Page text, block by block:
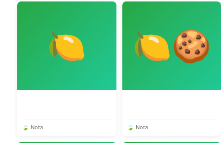
🍋
🍃 Nota
🍋🍪
🍃 Nota